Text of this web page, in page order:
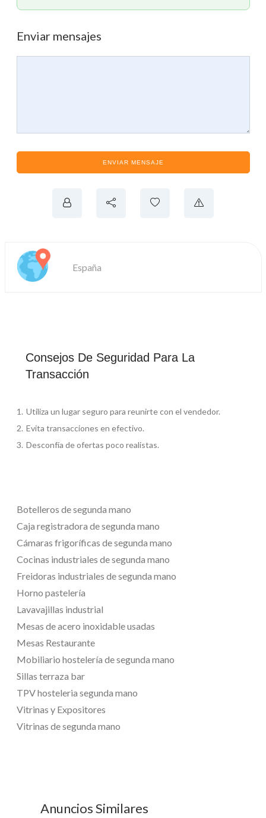
Enviar mensajes
ENVIAR MENSAJE
España
Consejos De Seguridad Para La
Transacción
Utiliza un lugar seguro para reunirte con el vendedor.
Evita transacciones en efectivo.
Desconfía de ofertas poco realistas.
Botelleros de segunda mano
Caja registradora de segunda mano
Cámaras frigoríficas de segunda mano
Cocinas industriales de segunda mano
Freidoras industriales de segunda mano
Horno pastelería
Lavavajillas industrial
Mesas de acero inoxidable usadas
Mesas Restaurante
Mobiliario hostelería de segunda mano
Sillas terraza bar
TPV hosteleria segunda mano
Vitrinas y Expositores
Vitrinas de segunda mano
Anuncios Similares